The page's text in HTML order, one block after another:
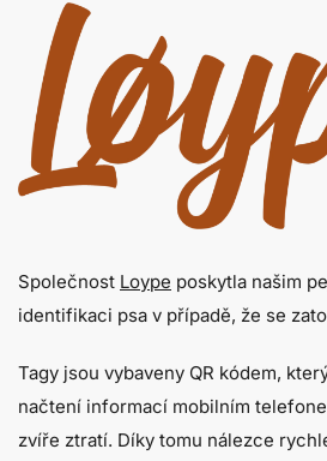
Společnost Loype poskytla našim
identifikaci psa v případě, že se
Tagy jsou vybaveny QR kódem,
načtení informací mobilním
zvíře ztratí. Díky tomu nálezce